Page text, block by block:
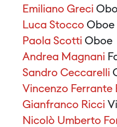
Emiliano Greci
Luca Stocco Oboe
Paola Scotti Oboe
Andrea Magnani
Sandro Ceccarelli
Vincenzo Ferrante
Gianfranco Ricci
Nicolò Umberto